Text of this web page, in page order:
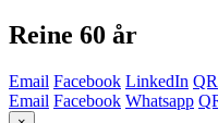
Reine 60 år
Email Facebook LinkedIn
Email Facebook Whatsapp